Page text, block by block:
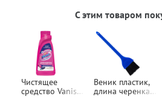
С этим товаром
Чистящее
средство Vanish,
Веник пластик,
длина черенка